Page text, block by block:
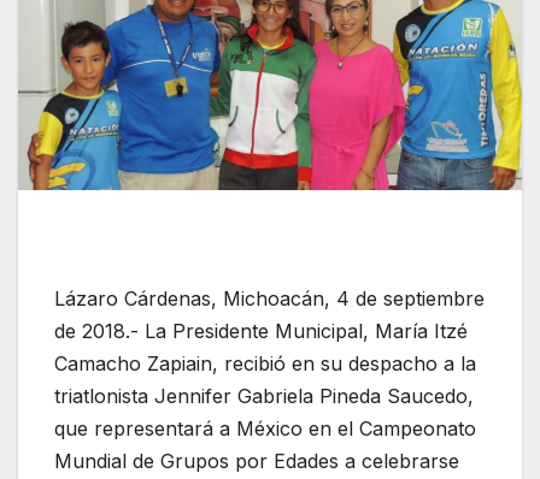
Lázaro Cárdenas, Michoacán, 4 de septiembre
de 2018.- La Presidente Municipal, María Itzé
Camacho Zapiain, recibió en su despacho a la
triatlonista Jennifer Gabriela Pineda Saucedo,
que representará a México en el Campeonato
Mundial de Grupos por Edades a celebrarse